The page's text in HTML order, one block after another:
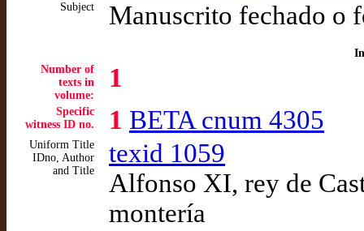
Subject Manuscrito fechado o
Number of
texts in
volume:
1
Specific
witness ID no.
1 BETA cnum 4305
Uniform Title
IDno, Author
and Title
texid 1059
Alfonso XI, rey de
montería